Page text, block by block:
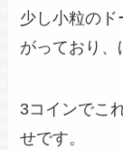
少し小粒の
がっており、
3コインでこ
せです。